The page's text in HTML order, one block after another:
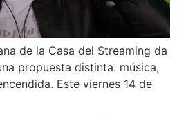
de la Casa del Streaming da
propuesta distinta: música,
Este viernes 14 de